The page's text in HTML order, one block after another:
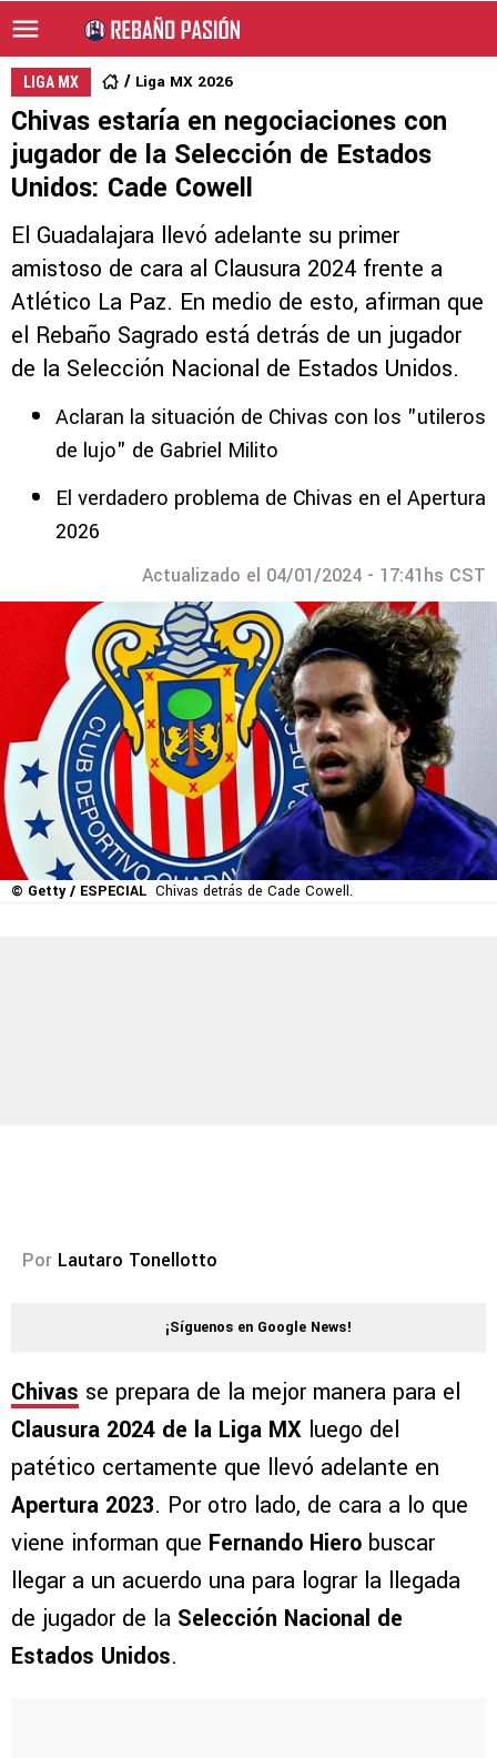
LIGA MX Liga MX 2026
Chivas estaría en negociaciones con
jugador de la Selección de Estados
Unidos: Cade Cowell
El Guadalajara llevó adelante su primer
amistoso de cara al Clausura 2024 frente a
Atlético La Paz. En medio de esto, afirman que
el Rebaño Sagrado está detrás de un jugador
de la Selección Nacional de Estados Unidos.
Aclaran la situación de Chivas con los "utileros
de lujo" de Gabriel Milito
El verdadero problema de Chivas en el Apertura
2026
Actualizado el 04/01/2024 - 17:41hs CST
© Getty / ESPECIAL Chivas detrás de Cade Cowell.
Por Lautaro Tonellotto
¡Síguenos en Google News!
Chivas se prepara de la mejor manera para el
Clausura 2024 de la Liga MX luego del
patético certamente que llevó adelante en
Apertura 2023. Por otro lado, de cara a lo que
viene informan que Fernando Hiero buscar
llegar a un acuerdo una para lograr la llegada
de jugador de la Selección Nacional de
Estados Unidos.